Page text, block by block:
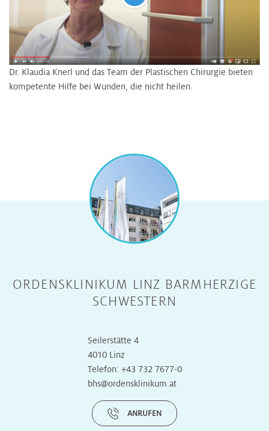
Abspielen
Dr. Klaudia Knerl und das Team der Plastischen Chirurgie bieten
kompetente Hilfe bei Wunden, die nicht heilen.
ORDENSKLINIKUM LINZ BARMHERZIGE
SCHWESTERN
Seilerstätte 4
4010 Linz
Telefon: +43 732 7677-0
bhs@ordensklinikum.at
ANRUFEN